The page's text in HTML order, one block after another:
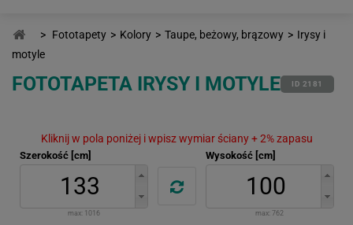
> Fototapety > Kolory > Taupe, beżowy, brązowy > Irysy i
motyle
FOTOTAPETA IRYSY I MOTYLE ID 2181
Kliknij w pola poniżej i wpisz wymiar ściany + 2% zapasu
Szerokość [cm]
max: 1016
Wysokość [cm]
max: 762